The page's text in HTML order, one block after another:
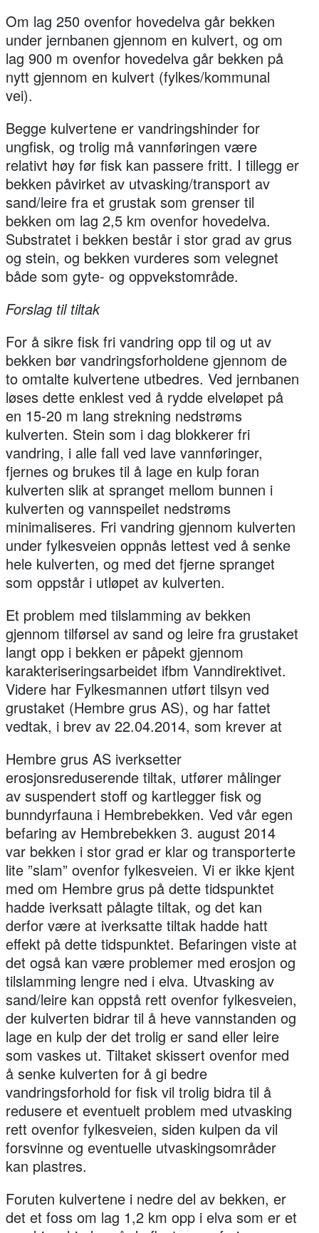
Om lag 250 ovenfor hovedelva går bekken
under jernbanen gjennom en kulvert, og om
lag 900 m ovenfor hovedelva går bekken på
nytt gjennom en kulvert (fylkes/kommunal
vei).
Begge kulvertene er vandringshinder for
ungfisk, og trolig må vannføringen være
relativt høy før fisk kan passere fritt. I tillegg er
bekken påvirket av utvasking/transport av
sand/leire fra et grustak som grenser til
bekken om lag 2,5 km ovenfor hovedelva.
Substratet i bekken består i stor grad av grus
og stein, og bekken vurderes som velegnet
både som gyte- og oppvekstområde.
Forslag til tiltak
For å sikre fisk fri vandring opp til og ut av
bekken bør vandringsforholdene gjennom de
to omtalte kulvertene utbedres. Ved jernbanen
løses dette enklest ved å rydde elveløpet på
en 15-20 m lang strekning nedstrøms
kulverten. Stein som i dag blokkerer fri
vandring, i alle fall ved lave vannføringer,
fjernes og brukes til å lage en kulp foran
kulverten slik at spranget mellom bunnen i
kulverten og vannspeilet nedstrøms
minimaliseres. Fri vandring gjennom kulverten
under fylkesveien oppnås lettest ved å senke
hele kulverten, og med det fjerne spranget
som oppstår i utløpet av kulverten.
Et problem med tilslamming av bekken
gjennom tilførsel av sand og leire fra grustaket
langt opp i bekken er påpekt gjennom
karakteriseringsarbeidet ifbm Vanndirektivet.
Videre har Fylkesmannen utført tilsyn ved
grustaket (Hembre grus AS), og har fattet
vedtak, i brev av 22.04.2014, som krever at
Hembre grus AS iverksetter
erosjonsreduserende tiltak, utfører målinger
av suspendert stoff og kartlegger fisk og
bunndyrfauna i Hembrebekken. Ved vår egen
befaring av Hembrebekken 3. august 2014
var bekken i stor grad er klar og transporterte
lite ”slam” ovenfor fylkesveien. Vi er ikke kjent
med om Hembre grus på dette tidspunktet
hadde iverksatt pålagte tiltak, og det kan
derfor være at iverksatte tiltak hadde hatt
effekt på dette tidspunktet. Befaringen viste at
det også kan være problemer med erosjon og
tilslamming lengre ned i elva. Utvasking av
sand/leire kan oppstå rett ovenfor fylkesveien,
der kulverten bidrar til å heve vannstanden og
lage en kulp der det trolig er sand eller leire
som vaskes ut. Tiltaket skissert ovenfor med
å senke kulverten for å gi bedre
vandringsforhold for fisk vil trolig bidra til å
redusere et eventuelt problem med utvasking
rett ovenfor fylkesveien, siden kulpen da vil
forsvinne og eventuelle utvaskingsområder
kan plastres.
Foruten kulvertene i nedre del av bekken, er
det et foss om lag 1,2 km opp i elva som er et